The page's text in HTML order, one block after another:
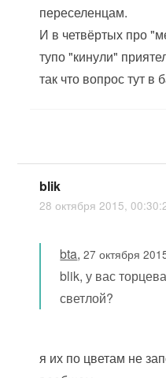
переселенцам.
И в четвёртых про
тупо "кинули"
так что вопрос тут в
blik
28 октября 2015,
bta,27 октября
blik, у вас
светлой?
я их по цветам не